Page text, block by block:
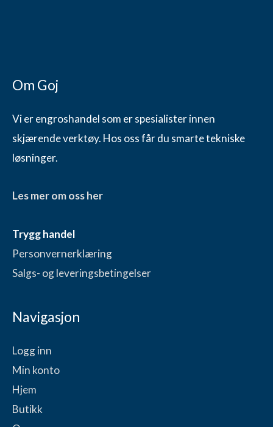
Om Goj
Vi er engroshandel som er spesialister innen
skjærende verktøy. Hos oss får du smarte tekniske
løsninger.
Les mer om oss her
Trygg handel
Personvernerklæring
Salgs- og leveringsbetingelser
Navigasjon
Logg inn
Min konto
Hjem
Butikk